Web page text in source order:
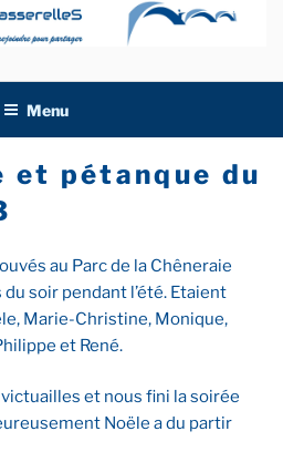
Menu
et pétanque du
au Parc de la Chêneraie
soir pendant l’été. Etaient
Marie-Christine, Monique,
et René.
et nous fini la soirée
Noële a du partir